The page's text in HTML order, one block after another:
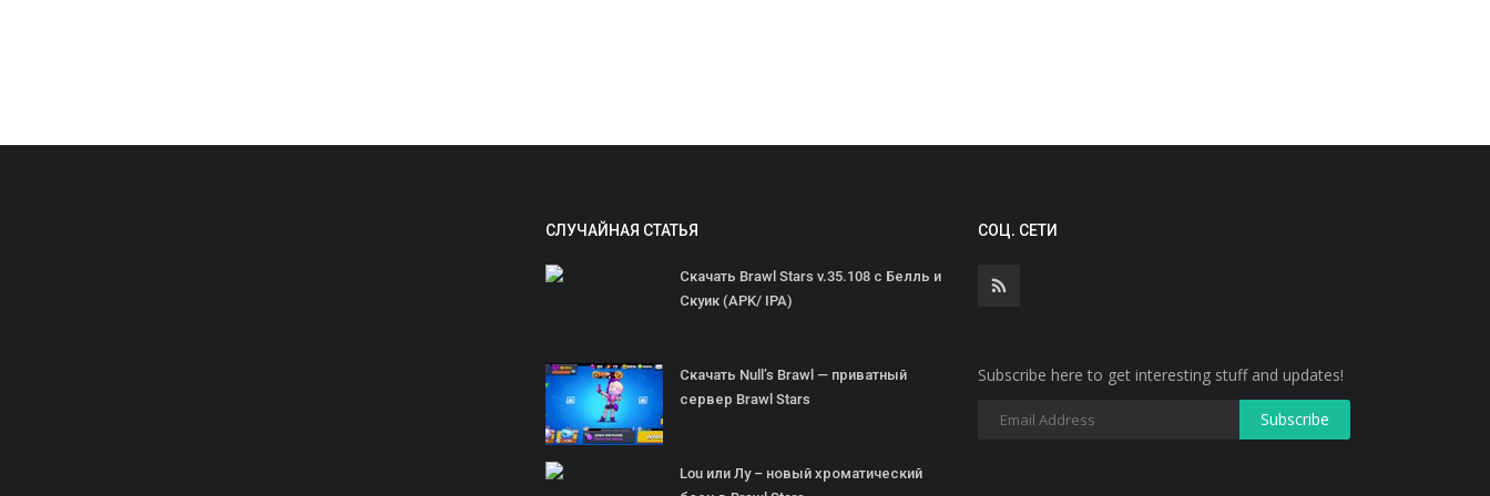
СЛУЧАЙНАЯ СТАТЬЯ
Скачать Brawl Stars v.35.108 с Белль и
Скуик (APK/ IPA)
Скачать Null’s Brawl — приватный
сервер Brawl Stars
Lou или Лу – новый хроматический
СОЦ. СЕТИ
Subscribe here to get interesting stuff and updates!